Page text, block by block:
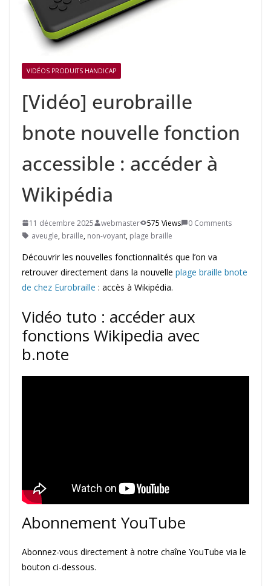
VIDÉOS PRODUITS HANDICAP
[Vidéo] eurobraille
bnote nouvelle fonction
accessible : accéder à
Wikipédia
11 décembre 2025 webmaster 575 Views
0 Comments
aveugle, braille, non-voyant, plage braille
Découvrir les nouvelles fonctionnalités que l’on va
retrouver directement dans la nouvelle plage braille bnote
de chez Eurobraille : accès à Wikipédia.
Vidéo tuto : accéder aux
fonctions Wikipedia avec
b.note
Abonnement YouTube
Abonnez-vous directement à notre chaîne YouTube via le
bouton ci-dessous.